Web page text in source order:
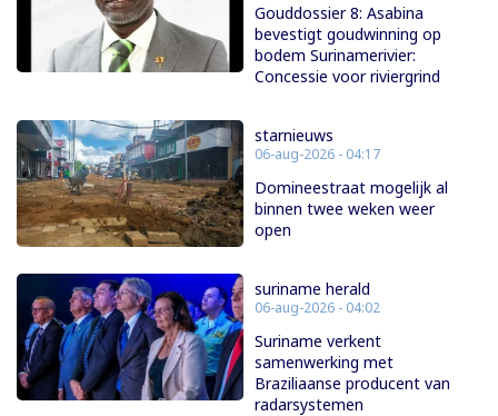
Gouddossier 8: Asabina
bevestigt goudwinning op
bodem Surinamerivier:
Concessie voor riviergrind
starnieuws
06-aug-2026 - 04:17
Domineestraat mogelijk al
binnen twee weken weer
open
suriname herald
06-aug-2026 - 04:02
Suriname verkent
samenwerking met
Braziliaanse producent van
radarsystemen